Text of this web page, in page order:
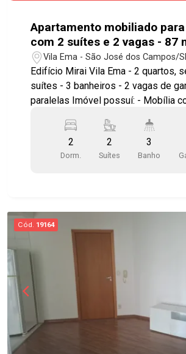
da cidade. Agenda a sua visita! #imobiliaria
#geraçãoimóveis #casavenda
#aceitapet
Apartamento mobiliado
com 2 suítes e 2 vagas - 87
bairro Vila Ema - SJC
Vila Ema - São José dos Campos/
Edifício Mirai Vila Ema - 2 quartos,
suítes - 3 banheiros - 2 vagas de
paralelas Imóvel possuí: - Mobília completa -
planejados - Área gourmet com
Área de serviço - Área técnica para
condicionado O condomínio dispõe de ampla
Playground e brinquedoteca - Salão
climatizado Posicionado no bairro Vila Ema, um
dos mais tradicionais e valorizados
dos Campos, o empreendimento
acesso às principais vias urbanas,
comércio, escolas, restaurantes e
lazer da cidade. Agende já sua visita!!
#imobiliaria #geraçãoimóveis
#aptovendaSJC #aptolocaçãoSJC
2
Dorm.
2
Suítes
3
Banho
Cód. 19164